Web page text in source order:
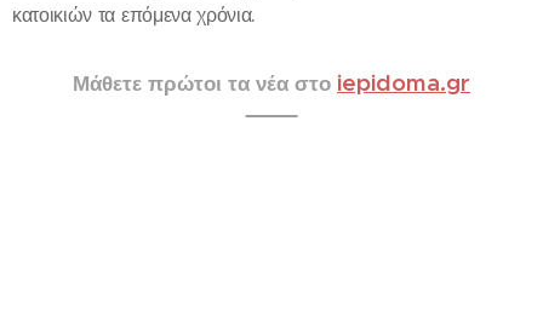
κατοικιών τα επόμενα χρόνια.
Μάθετε πρώτοι τα νέα στο iepidoma.gr